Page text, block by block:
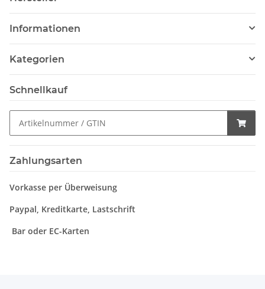
Informationen
Kategorien
Schnellkauf
Zahlungsarten
Vorkasse per Überweisung
Paypal, Kreditkarte, Lastschrift
Bar oder EC-Karten